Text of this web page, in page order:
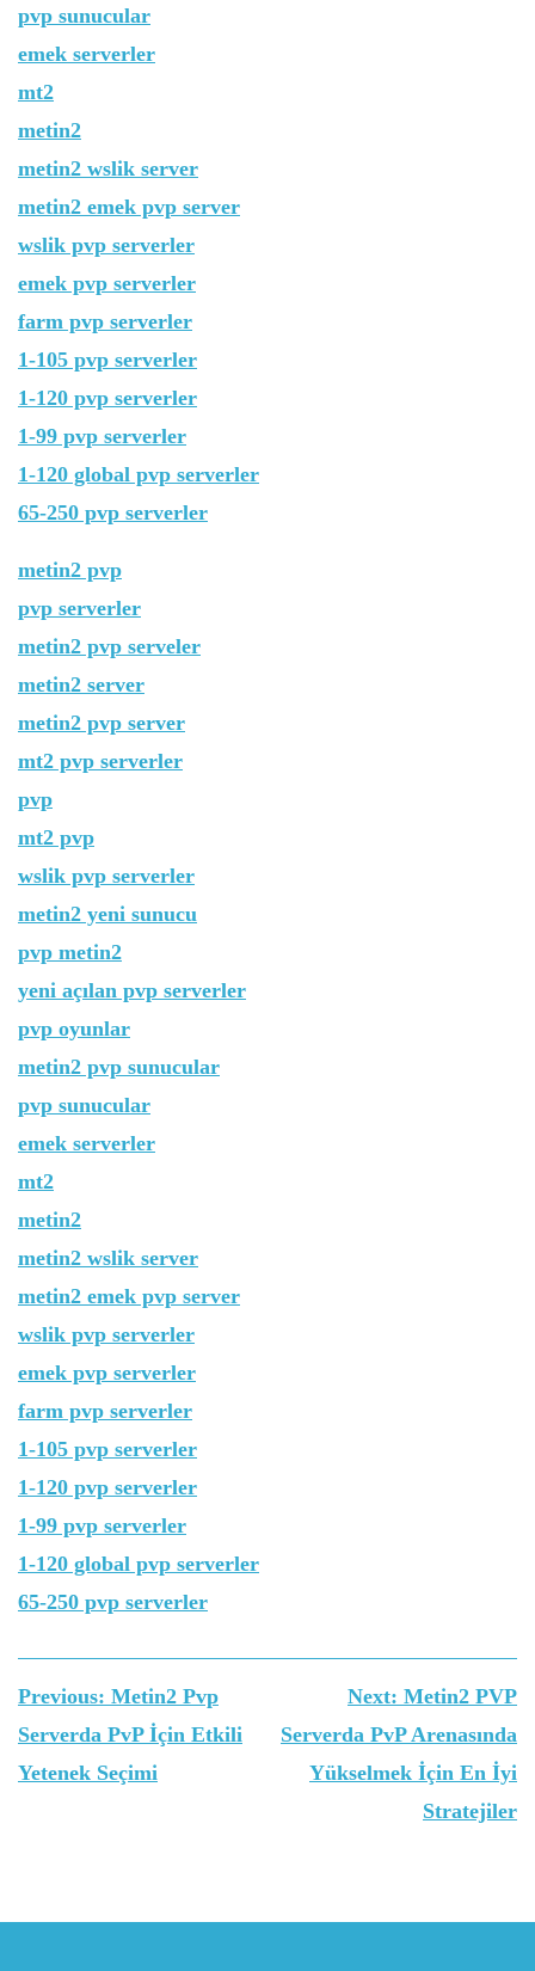
pvp sunucular
emek serverler
mt2
metin2
metin2 wslik server
metin2 emek pvp server
wslik pvp serverler
emek pvp serverler
farm pvp serverler
1-105 pvp serverler
1-120 pvp serverler
1-99 pvp serverler
1-120 global pvp serverler
65-250 pvp serverler
metin2 pvp
pvp serverler
metin2 pvp serveler
metin2 server
metin2 pvp server
mt2 pvp serverler
pvp
mt2 pvp
wslik pvp serverler
metin2 yeni sunucu
pvp metin2
yeni açılan pvp serverler
pvp oyunlar
metin2 pvp sunucular
pvp sunucular
emek serverler
mt2
metin2
metin2 wslik server
metin2 emek pvp server
wslik pvp serverler
emek pvp serverler
farm pvp serverler
1-105 pvp serverler
1-120 pvp serverler
1-99 pvp serverler
1-120 global pvp serverler
65-250 pvp serverler
Yazı
gezinmesi
Previous: Metin2 Pvp
Serverda PvP İçin Etkili
Yetenek Seçimi
Next: Metin2 PVP
Serverda PvP Arenasında
Yükselmek İçin En İyi
Stratejiler